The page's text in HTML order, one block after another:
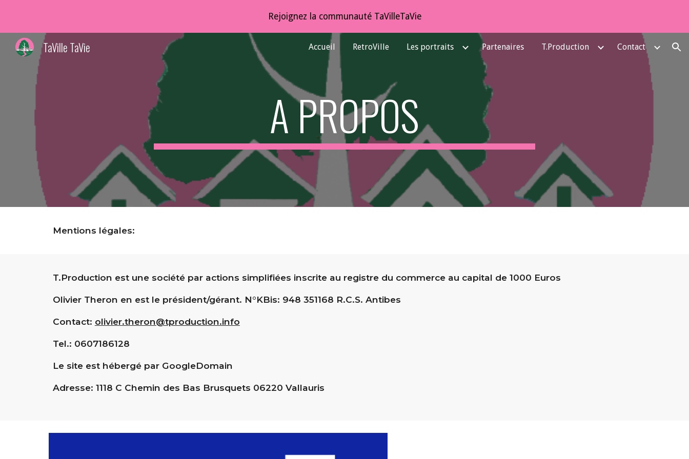
Skip to main content Skip to navigation
Rejoignez la communauté TaVilleTaVie
TaVille TaVie Accueil RetroVille Les portraits Partenaires T.Production Contact
A PROPOS
Mentions légales:
T.Production est une société par actions simplifiées inscrite au registre du commerce au capital de 1000 Euros
Olivier Theron en est le président/gérant. N°KBis: 948 351168 R.C.S. Antibes
Contact: olivier.theron@tproduction.info
Tel.: 0607186128
Le site est hébergé par GoogleDomain
Adresse: 1118 C Chemin des Bas Brusquets 06220 Vallauris